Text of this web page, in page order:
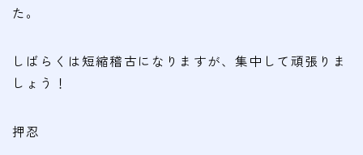
た。
しばらくは短縮稽古になりますが、集中して頑張りま
しょう！
押忍